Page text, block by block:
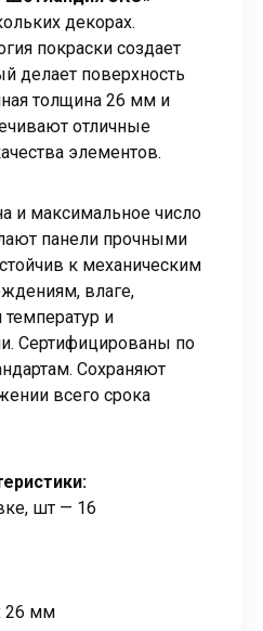
декорах.
покраски создает
делает поверхность
толщина 26 мм и
отличные
элементов.
и максимальное число
панели прочными
к механическим
влаге,
и
Сертифицированы по
Сохраняют
всего срока
шт — 16
26 мм